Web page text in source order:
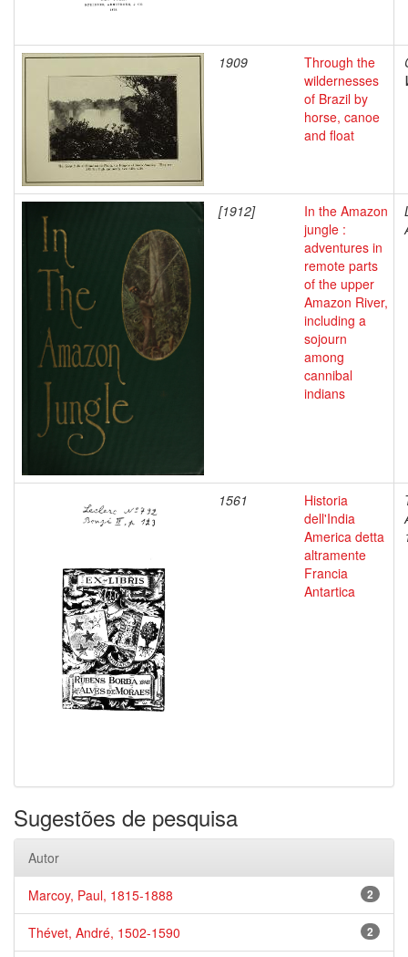
1909
Through the
wildernesses
of Brazil by
horse, canoe
and float
[1912]
In the Amazon
jungle :
adventures in
remote parts
of the upper
Amazon River,
including a
sojourn
among
cannibal
indians
1561
Historia
dell'India
America detta
altramente
Francia
Antartica
Sugestões de pesquisa
Autor
2
Marcoy, Paul, 1815-1888
2
Thévet, André, 1502-1590